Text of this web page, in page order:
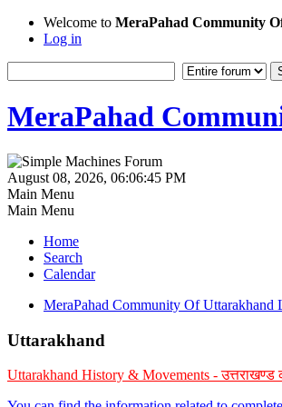
Welcome to MeraPahad Community
Log in
MeraPahad
August 08, 2026, 06:06:45 PM
Main Menu
Main Menu
Home
Search
Calendar
MeraPahad Community Of Uttarakhand
Uttarakhand
Uttarakhand History & Movements - उत्तराखण्ड